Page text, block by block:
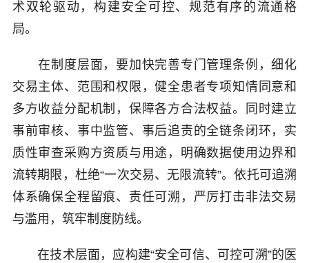
术双轮驱动，构建安全可控、规范有序的流通格
局。
在制度层面，要加快完善专门管理条例，细化
交易主体、范围和权限，健全患者专项知情同意和
多方收益分配机制，保障各方合法权益。同时建立
事前审核、事中监管、事后追责的全链条闭环，实
质性审查采购方资质与用途，明确数据使用边界和
流转期限，杜绝“一次交易、无限流转”。依托可追溯
体系确保全程留痕、责任可溯，严厉打击非法交易
与滥用，筑牢制度防线。
在技术层面，应构建“安全可信、可控可溯”的医